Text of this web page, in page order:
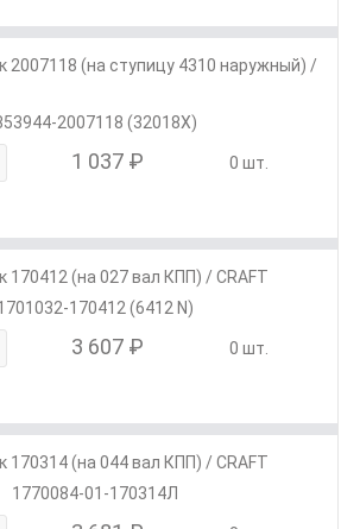
2007118 (на ступицу 4310 наружный) /
2007118 (32018X)
1 037 ₽ 0 шт.
170412 (на 027 вал КПП) / CRAFT
170412 (6412 N)
3 607 ₽ 0 шт.
170314 (на 044 вал КПП) / CRAFT
1770084-01-170314Л